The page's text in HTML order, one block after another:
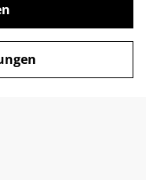
Widerrufsrecht